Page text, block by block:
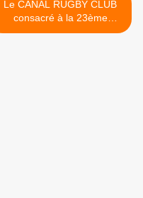
Le CANAL RUGBY CLUB
consacré à la 23ème
journée de TOP 14 >